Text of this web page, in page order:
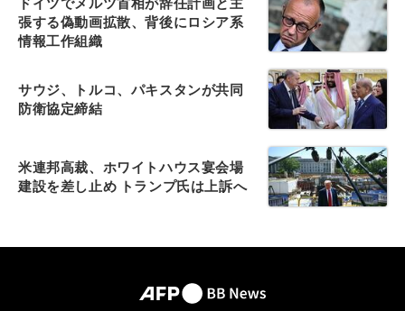
張する偽動画拡散、背後にロシア系
情報工作組織
サウジ、トルコ、パキスタンが共同
防衛協定締結
米連邦高裁、ホワイトハウス宴会場
建設を差し止め トランプ氏は上訴へ